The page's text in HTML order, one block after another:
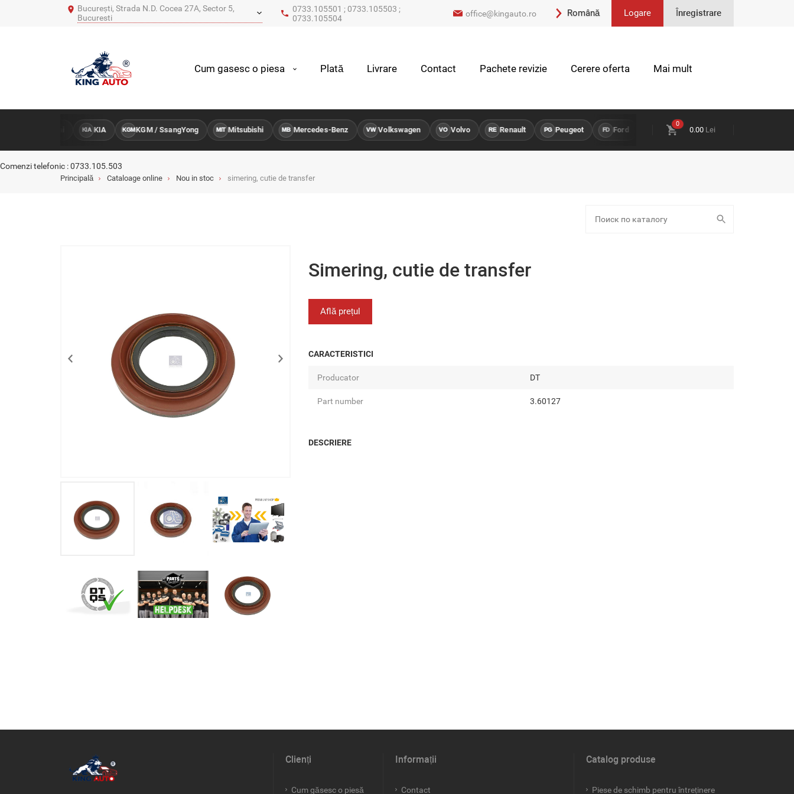
București, Strada N.D. Cocea 27A, Sector 5,
Bucuresti
0733.105501 ; 0733.105503 ;
0733.105504
office@kingauto.ro Română Logare Înregistrare
Cum gasesc o piesa Plată Livrare Contact Pachete revizie Cerere oferta Mai mult
KIA KGMKGM / SsangYong MIT Mitsubishi MB Mercedes-Benz VW Volkswagen VO Volvo RE Renault PG Peugeot FD Ford LR Land Rover
0
0.00 Lei
Comenzi telefonic : 0733.105.503
Principală Cataloage online Nou in stoc simering, cutie de transfer
Simering, cutie de transfer
Află prețul
CARACTERISTICI
Producator DT
Part number 3.60127
DESCRIERE
Clienți
Cum găsesc o piesă
Informații
Contact
Catalog produse
Piese de schimb pentru întreținere